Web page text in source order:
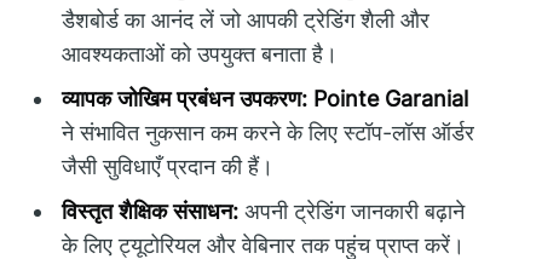
डैशबोर्ड का आनंद लें जो आपकी ट्रेडिंग शैली और
आवश्यकताओं को उपयुक्त बनाता है।
व्यापक जोखिम प्रबंधन उपकरण: Pointe Garanial
ने संभावित नुकसान कम करने के लिए स्टॉप-लॉस ऑर्डर
जैसी सुविधाएँ प्रदान की हैं।
विस्तृत शैक्षिक संसाधन: अपनी ट्रेडिंग जानकारी बढ़ाने
के लिए ट्यूटोरियल और वेबिनार तक पहुंच प्राप्त करें।